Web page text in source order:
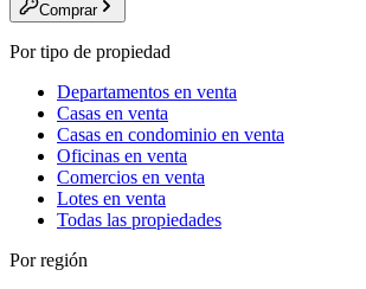
Comprar
Por tipo de propiedad
Departamentos en venta
Casas en venta
Casas en condominio en venta
Oficinas en venta
Comercios en venta
Lotes en venta
Todas las propiedades
Por región